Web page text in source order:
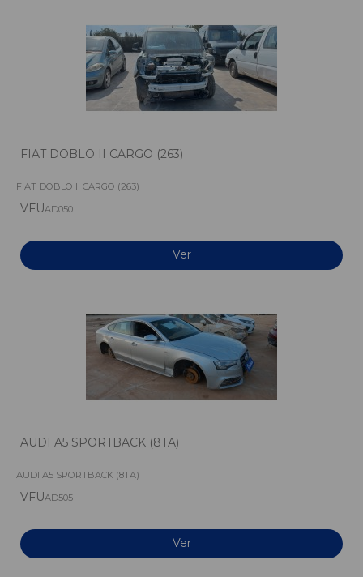
FIAT DOBLO II CARGO (263)
FIAT DOBLO II CARGO (263)
VFUAD050
Ver
AUDI A5 SPORTBACK (8TA)
AUDI A5 SPORTBACK (8TA)
VFUAD505
Ver